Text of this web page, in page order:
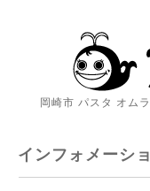
岡崎市 パスタ オム
インフォメーシ